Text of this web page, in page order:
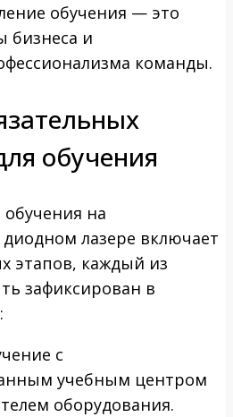
обучения — это
бизнеса и
команды.
обучения
на
лазере включает
этапов, каждый из
зафиксирован в
с
учебным центром
оборудования.